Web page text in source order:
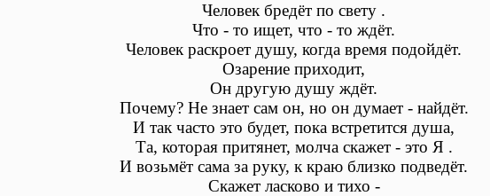
Человек бредёт по свету .
Что - то ищет, что - то ждёт.
Человек раскроет душу, когда время подойдёт.
Озарение приходит,
Он другую душу ждёт.
Почему? Не знает сам он, но он думает - найдёт.
И так часто это будет, пока встретится душа,
Та, которая притянет, молча скажет - это Я .
И возьмёт сама за руку, к краю близко подведёт.
Скажет ласково и тихо -